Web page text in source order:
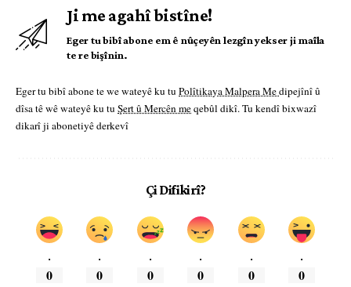
Ji me agahî bistîne!
Eger tu bibî abone em ê nûçeyên lezgîn yekser ji maîla
te re bişînin.
Eger tu bibî abone te we wateyê ku tu Polîtikaya Malpera Medipejînî û
dîsa tê wê wateyê ku tu Şert û Mercên meqebûl dikî. Tu kendî bixwazî
dikarî ji abonetiyê derkevî
Çi Difikirî?
.
0
.
0
.
0
.
0
.
0
.
0